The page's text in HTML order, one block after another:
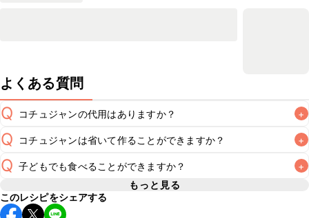
よくある質問
Q コチュジャンの代用はありますか？ +
A
Q コチュジャンは省いて作ることができますか？ +
A
使用量が少ない場合は省いてもお作りいただけますが、メイ
ンの味付けとして使用している場合は省くと味がぼやける可
能性があるため、 こちら
Q 子どもでも食べることができますか？ +
コチュジャンは甘辛い風味が特徴の食材なため、お子様や辛
い味付けが苦手な方は風味や刺激を強く感じる可能性がござ
もっと見る
このレシピをシェアする